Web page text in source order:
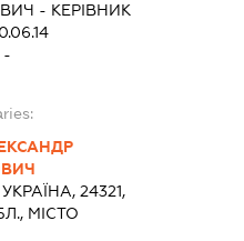
- КЕРІВНИК
-
УКРАЇНА, 24321,
МІСТО